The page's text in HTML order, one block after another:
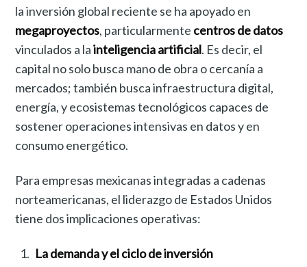
la inversión global reciente se ha apoyado en
megaproyectos, particularmente centros de datos
vinculados a lainteligencia artificial. Es decir, el
capital no solo busca mano de obra o cercanía a
mercados; también busca infraestructura digital,
energía, y ecosistemas tecnológicos capaces de
sostener operaciones intensivas en datos y en
consumo energético.
Para empresas mexicanas integradas a cadenas
norteamericanas, el liderazgo de Estados Unidos
tiene dos implicaciones operativas:
La demanda y el ciclo de inversión